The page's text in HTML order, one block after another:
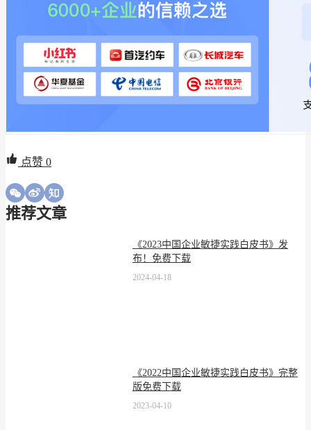
点赞 0
推荐文章
《2023中国企业敏捷实践白皮书》发
布！免费下载
2024-04-18
《2022中国企业敏捷实践白皮书》完整
版免费下载
2023-04-10